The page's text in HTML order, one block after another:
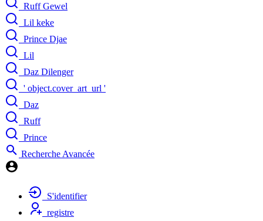
Ruff Gewel
Lil keke
Prince Djae
Lil
Daz Dilenger
' object.cover_art_url '
Daz
Ruff
Prince
Recherche Avancée
S'identifier
registre